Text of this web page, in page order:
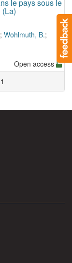
le pays sous le
; Wohlmuth, B.;
Open access